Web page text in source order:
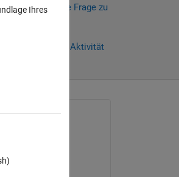
an, um diese Frage zu
Anmelden, um Aktivität
Goyal
2023
Ihres